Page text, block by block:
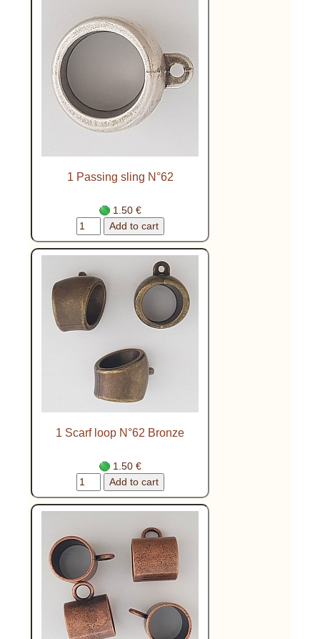
1 Passing sling N°62
1.50 €
1 Scarf loop N°62 Bronze
1.50 €